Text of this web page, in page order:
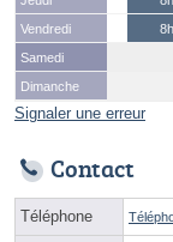
Vendredi
Samedi
Dimanche
Signaler une erreur
Contact
Téléphone